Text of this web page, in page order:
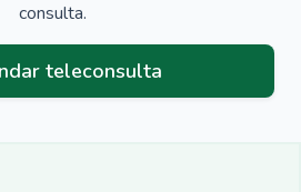
consulta.
teleconsulta